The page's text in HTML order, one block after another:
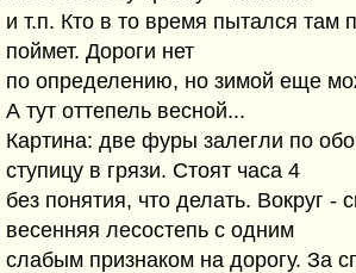
и т.п. Кто в то время пытался там
поймет. Дороги нет
по определению, но зимой еще
А тут оттепель весной...
Картина: две фуры залегли по
ступицу в грязи. Стоят часа 4
без понятия, что делать. Вокруг -
весенняя лесостепь с одним
слабым признаком на дорогу. За